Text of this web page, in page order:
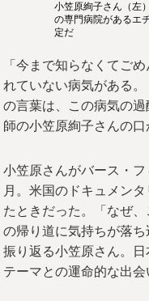
小笠原絢子さん（左
の専門病院があるエ
定だ
「今まで知らなくてご
れていない病気がある
の言葉は、この病気の
師の小笠原絢子さんの口
小笠原さんがバース・
月。米国のドキュメン
たときだった。「なぜ
の帰り道に気持ちが落
振り返る小笠原さん。
テーマとの運命的な出会